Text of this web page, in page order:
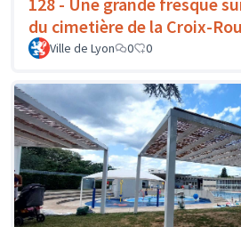
du cimetière de la Croix-
Ville de Lyon 0 0